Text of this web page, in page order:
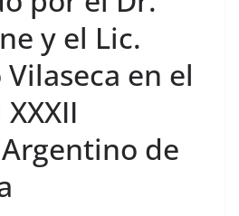
y el Lic.
en el
de